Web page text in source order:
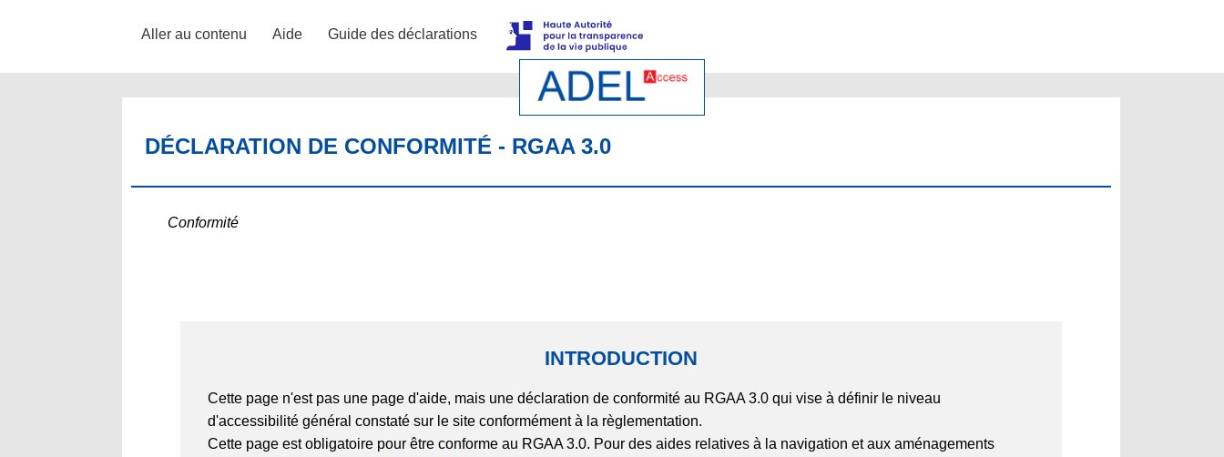
Aller au contenu Aide Guide des déclarations
DÉCLARATION DE CONFORMITÉ - RGAA 3.0
Conformité
INTRODUCTION
Cette page n'est pas une page d'aide, mais une déclaration de conformité au RGAA 3.0 qui vise à définir le niveau
d'accessibilité général constaté sur le site conformément à la règlementation.
Cette page est obligatoire pour être conforme au RGAA 3.0. Pour des aides relatives à la navigation et aux aménagements